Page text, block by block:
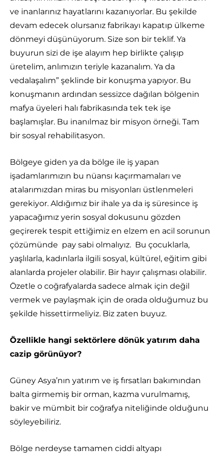
ve inanlarınız hayatlarını kazanıyorlar. Bu şekilde
devam edecek olursanız fabrikayı kapatıp ülkeme
dönmeyi düşünüyorum. Size son bir teklif. Ya
buyurun sizi de işe alayım hep birlikte çalışıp
üretelim, anlımızın teriyle kazanalım. Ya da
vedalaşalım” şeklinde bir konuşma yapıyor. Bu
konuşmanın ardından sessizce dağılan bölgenin
mafya üyeleri halı fabrikasında tek tek işe
başlamışlar. Bu inanılmaz bir misyon örneği. Tam
bir sosyal rehabilitasyon.
Bölgeye giden ya da bölge ile iş yapan
işadamlarımızın bu nüansı kaçırmamaları ve
atalarımızdan miras bu misyonları üstlenmeleri
gerekiyor. Aldığımız bir ihale ya da iş süresince iş
yapacağımız yerin sosyal dokusunu gözden
geçirerek tespit ettiğimiz en elzem en acil sorunun
çözümünde pay sabi olmalıyız. Bu çocuklarla,
yaşlılarla, kadınlarla ilgili sosyal, kültürel, eğitim gibi
alanlarda projeler olabilir. Bir hayır çalışması olabilir.
Özetle o coğrafyalarda sadece almak için değil
vermek ve paylaşmak için de orada olduğumuz bu
şekilde hissettirmeliyiz. Biz zaten buyuz.
Özellikle hangi sektörlere dönük yatırım daha
cazip görünüyor?
Güney Asya’nın yatırım ve iş fırsatları bakımından
balta girmemiş bir orman, kazma vurulmamış,
bakir ve mümbit bir coğrafya niteliğinde olduğunu
söyleyebiliriz.
Bölge nerdeyse tamamen ciddi altyapı